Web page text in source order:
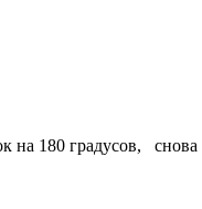
на 180 градусов, снова